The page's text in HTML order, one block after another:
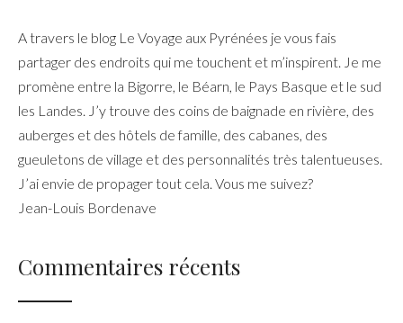
A travers le blog Le Voyage aux Pyrénées je vous fais
partager des endroits qui me touchent et m’inspirent. Je me
promène entre la Bigorre, le Béarn, le Pays Basque et le sud
les Landes. J’y trouve des coins de baignade en rivière, des
auberges et des hôtels de famille, des cabanes, des
gueuletons de village et des personnalités très talentueuses.
J’ai envie de propager tout cela. Vous me suivez?
Jean-Louis Bordenave
Commentaires récents